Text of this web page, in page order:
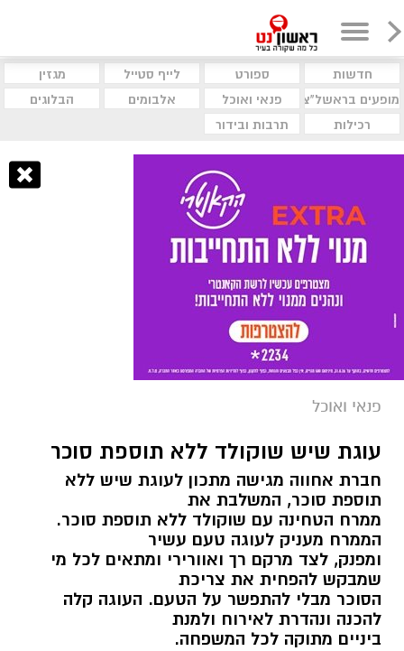
חדשות ספורט לייף סטייל
מגזין
מופעים בראשל"צ
פנאי ואוכל אלבומים
הבלוגים
רכילות
תרבות ובידור
פנאי ואוכל
עוגת שיש שוקולד ללא תוספת סוכר
חברת אחווה מגישה מתכון לעוגת שיש ללא
תוספת סוכר, המשלבת את
ממרח הטחינה עם שוקולד ללא תוספת סוכר.
הממרח מעניק לעוגה טעם עשיר
ומפנק, לצד מרקם רך ואוורירי ומתאים לכל מי
שמבקש להפחית את צריכת
הסוכר מבלי להתפשר על הטעם. העוגה קלה
להכנה ונהדרת לאירוח ולמנת
ביניים מתוקה לכל המשפחה.